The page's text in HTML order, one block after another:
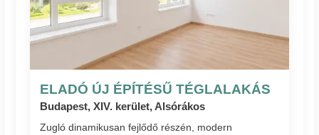
ELADÓ ÚJ ÉPÍTÉSŰ TÉGLALAKÁS
Budapest, XIV. kerület, Alsórákos
Zugló dinamikusan fejlődő részén, modern